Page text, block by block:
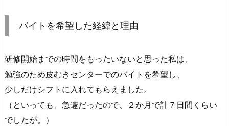
バイトを希望した経緯と理由
研修開始までの時間をもったいないと思った私は、
勉強のため皮むきセンターでのバイトを希望し、
少しだけシフトに入れてもらえました。
（といっても、急遽だったので、２か月で計７日間くらい
でしたが。）